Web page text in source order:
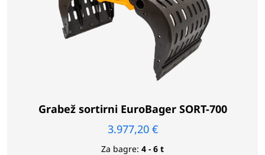
Grabež sortirni EuroBager SORT-700
3.977,20 €
Za bagre: 4 - 6 t